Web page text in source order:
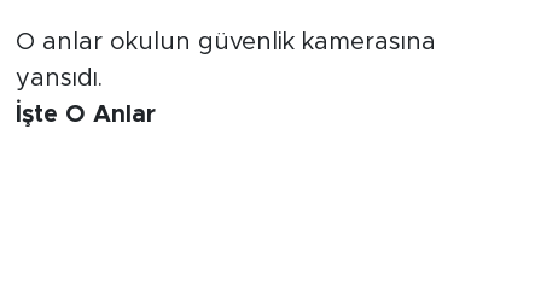
O anlar okulun güvenlik kamerasına
yansıdı.
İşte O Anlar